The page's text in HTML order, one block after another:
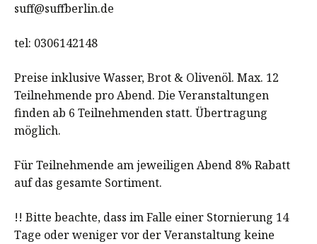
suff@suffberlin.de
tel: 0306142148
Preise inklusive Wasser, Brot & Olivenöl. Max. 12
Teilnehmende pro Abend. Die Veranstaltungen
finden ab 6 Teilnehmenden statt. Übertragung
möglich.
Für Teilnehmende am jeweiligen Abend 8% Rabatt
auf das gesamte Sortiment.
!! Bitte beachte, dass im Falle einer Stornierung 14
Tage oder weniger vor der Veranstaltung keine